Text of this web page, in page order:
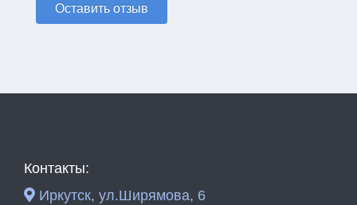
Оставить отзыв
Контакты:
Иркутск, ул.Ширямова, 6